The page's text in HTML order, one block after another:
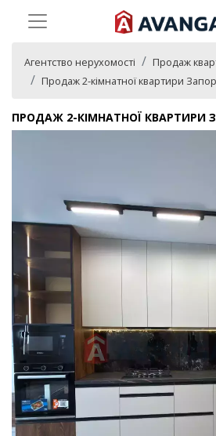
Агентство нерухомості
Продаж
Продаж 2-кімнатної квартири
ПРОДАЖ 2-КІМНАТНОЇ КВАРТИРИ